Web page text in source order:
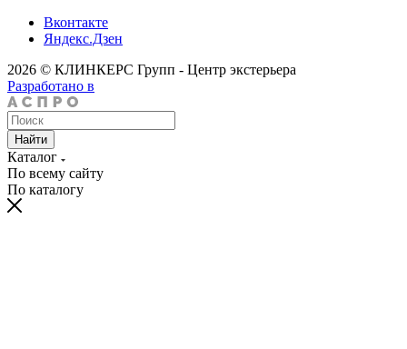
Вконтакте
Яндекс.Дзен
2026 © КЛИНКЕРС Групп - Центр экстерьера
Разработано в
Найти
Каталог
По всему сайту
По каталогу